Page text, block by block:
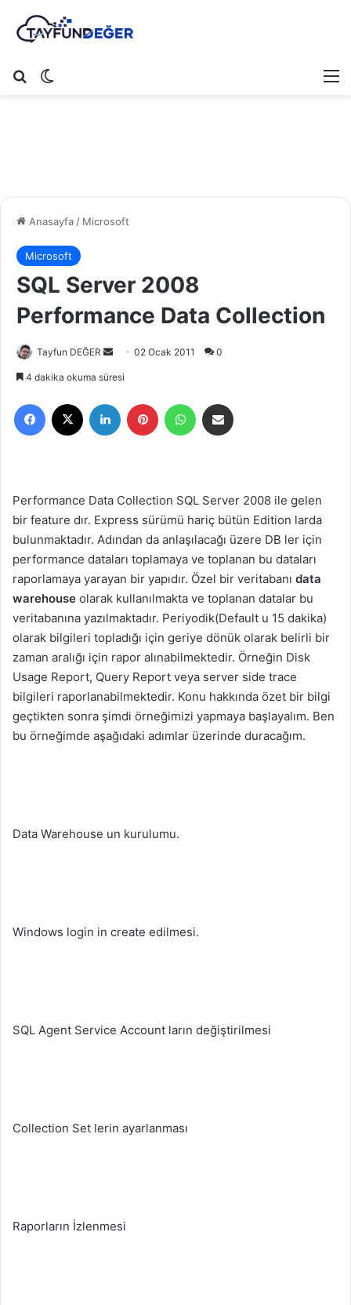
Arama yap ...
Anasayfa/ Microsoft
Microsoft
SQL Server 2008
Performance Data Collection
Tayfun DEĞER
e
-
t
a
g
ö
n
d
e
r
m
e
k
02 Ocak 2011 0
4 dakika okuma süresi
Performance Data Collection SQL Server 2008 ile gelen
bir feature dır. Express sürümü hariç bütün Edition larda
bulunmaktadır. Adından da anlaşılacağı üzere DB ler için
performance dataları toplamaya ve toplanan bu dataları
raporlamaya yarayan bir yapıdır. Özel bir veritabanı data
warehouse olarak kullanılmakta ve toplanan datalar bu
veritabanına yazılmaktadır. Periyodik(Default u 15 dakika)
olarak bilgileri topladığı için geriye dönük olarak belirli bir
zaman aralığı için rapor alınabilmektedir. Örneğin Disk
Usage Report, Query Report veya server side trace
bilgileri raporlanabilmektedir. Konu hakkında özet bir bilgi
geçtikten sonra şimdi örneğimizi yapmaya başlayalım. Ben
bu örneğimde aşağıdaki adımlar üzerinde duracağım.
Data Warehouse un kurulumu.
Windows login in create edilmesi.
SQL Agent Service Account ların değiştirilmesi
Collection Set lerin ayarlanması
Raporların İzlenmesi